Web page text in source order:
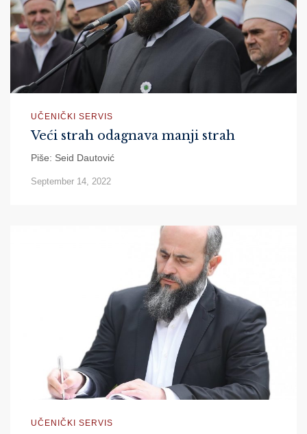
UČENIČKI SERVIS
Veći strah odagnava manji strah
Piše: Seid Dautović
September 14, 2022
UČENIČKI SERVIS